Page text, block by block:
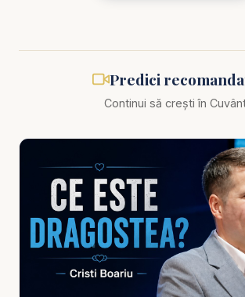
scăparea, dar omul trebuie să
Cristi Boariu subliniază că Paștele este
prefigurează pe Hristos, sângele de
vorbește despre protecție și ispășire,
din Egipt devine imaginea eliberării din
păcatului. Dar toate acestea nu sunt
teologice frumoase. Ele cer răspuns
este suficient să știi ce s-a întâmplat.
este dacă trăiești și tu prin credință în
Predici
Continui să crești în